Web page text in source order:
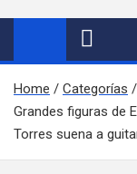
Home
Categorías
Grandes figuras de
Torres suena a